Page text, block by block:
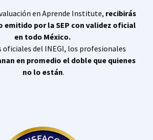
en Aprende Institute, recibirás
emitido por la SEP con validez oficial
en todo México.
oficiales del INEGI, los profesionales
en promedio el doble que quienes
no lo están.